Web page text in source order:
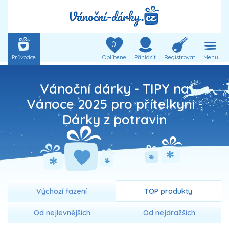
Průvodce
0
Oblíbené Přihlásit Registrovat Menu
Vánoční dárky - TIPY na
Vánoce 2025 pro přítelkyni -
Dárky z potravin
Výchozí řazení TOP produkty
Od nejlevnějších Od nejdražších